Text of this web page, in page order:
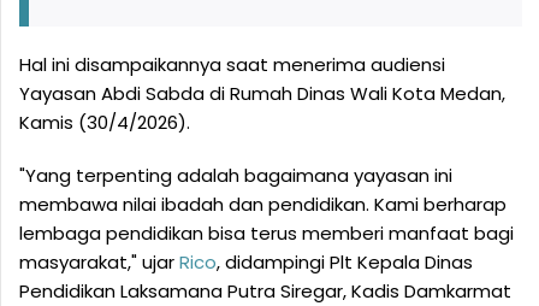
Hal ini disampaikannya saat menerima audiensi
Yayasan Abdi Sabda di Rumah Dinas Wali Kota Medan,
Kamis (30/4/2026).
"Yang terpenting adalah bagaimana yayasan ini
membawa nilai ibadah dan pendidikan. Kami berharap
lembaga pendidikan bisa terus memberi manfaat bagi
masyarakat," ujarRico, didampingi Plt Kepala Dinas
Pendidikan Laksamana Putra Siregar, Kadis Damkarmat